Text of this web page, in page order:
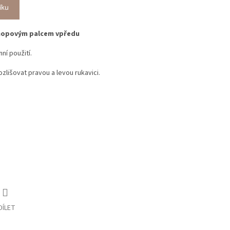
palcem vpředu
použití.
pravou a levou rukavici.